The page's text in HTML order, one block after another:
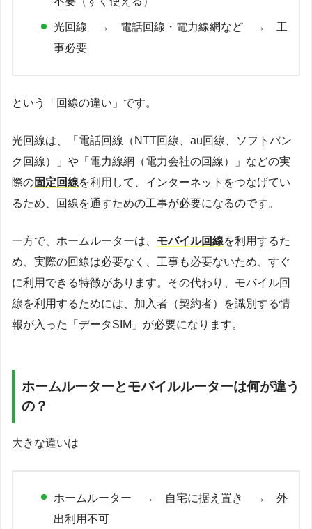
光回線 → 電話回線・電力線網など → 工
事必要
という「回線の違い」です。
光回線は、「電話回線（NTT回線、au回線、ソフトバン
ク回線）」や「電力線網（電力会社の回線）」などの実
際の固定回線を利用して、インターネットをつなげてい
るため、回線を通すための工事が必要になるのです。
一方で、ホームルーターは、 モバイル回線を利用するた
め、実際の回線は必要なく、工事も必要ないため、すぐ
に利用できる特徴があります。その代わり、モバイル回
線を利用するためには、加入者（契約者）を識別する情
報が入った「データSIM」が必要になります。
ホームルーターとモバイルルーターは何が違う
の？
大きな違いは
ホームルーター → 自宅に据え置き → 外
出利用不可